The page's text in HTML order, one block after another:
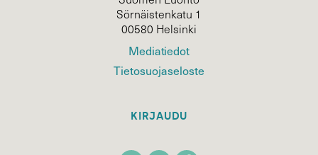
Sörnäistenkatu 1
00580 Helsinki
Mediatiedot
Tietosuojaseloste
KIRJAUDU